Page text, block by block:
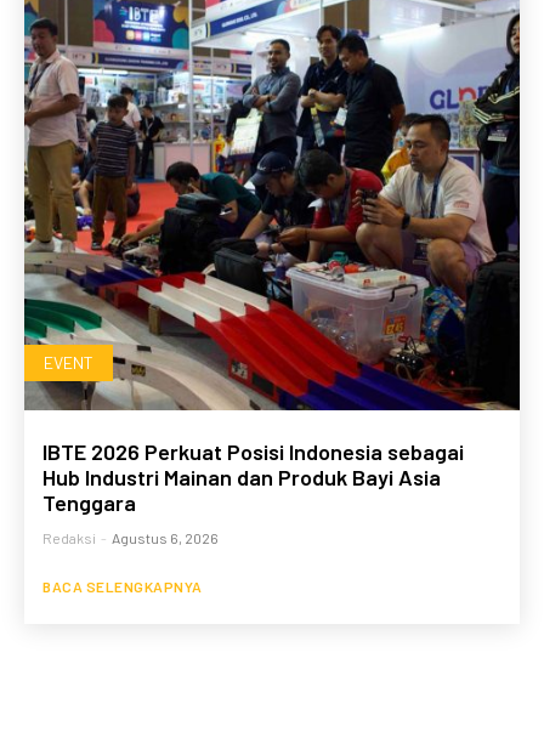
EVENT
IBTE 2026 Perkuat Posisi Indonesia sebagai
Hub Industri Mainan dan Produk Bayi Asia
Tenggara
Redaksi - Agustus 6, 2026
BACA SELENGKAPNYA